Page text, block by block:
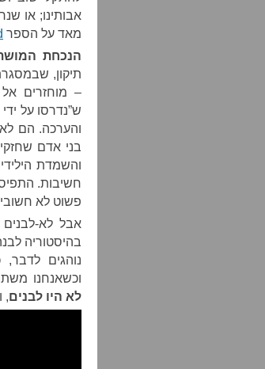
אבותינו; או
מאד על הספר
הנכחת
תיקון,
– מוחזרים
ש”נדרסו על
והערכה. הם לא
בני אדם
והשמדת
חשיבות.
פשוט לא
אבל לא-לבנים
בהיסטוריה
נוהגים
וכשאנחנו
לא היו לבנים,